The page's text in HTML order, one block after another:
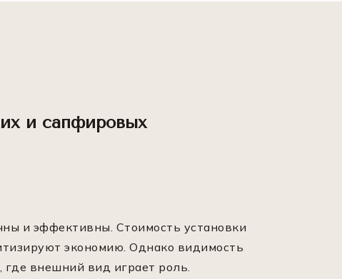
и сапфировых
и эффективны. Стоимость установки
экономию. Однако видимость
внешний вид играет роль.